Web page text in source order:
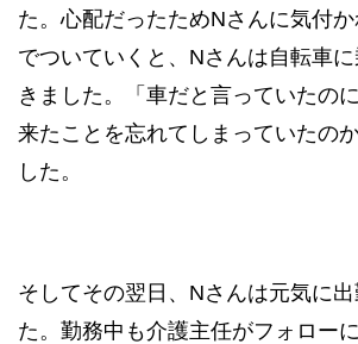
た。心配だったためNさんに気付
でついていくと、Nさんは自転車
きました。「車だと言っていたの
来たことを忘れてしまっていたの
した。
そしてその翌日、Nさんは元気に
た。勤務中も介護主任がフォロー